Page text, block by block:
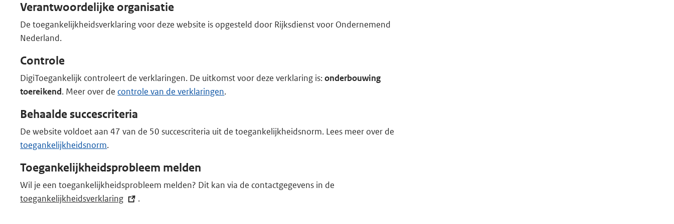
Verantwoordelijke organisatie
De toegankelijkheidsverklaring voor deze website is opgesteld door Rijksdienst voor Ondernemend
Nederland.
Controle
DigiToegankelijk controleert de verklaringen. De uitkomst voor deze verklaring is:onderbouwing
toereikend. Meer over de controle van de verklaringen.
Behaalde succescriteria
De website voldoet aan 47 van de 50 succescriteria uit de toegankelijkheidsnorm. Lees meer over de
toegankelijkheidsnorm.
Toegankelijkheidsprobleem melden
Wil je een toegankelijkheidsprobleem melden? Dit kan via de contactgegevens in de
toegankelijkheidsverklaring (externe
.